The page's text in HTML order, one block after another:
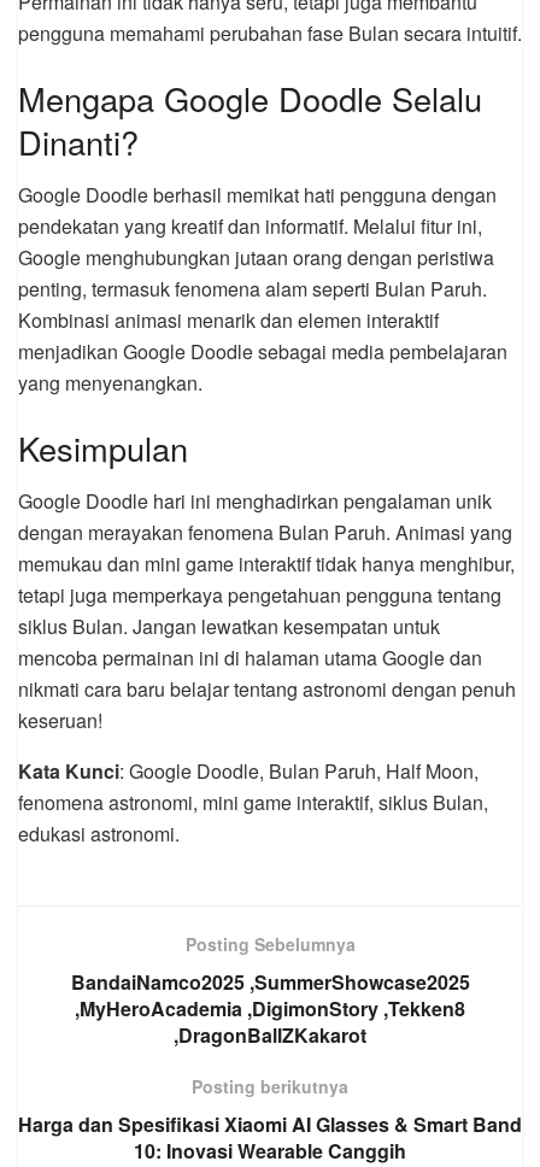
pengguna memahami perubahan fase Bulan secara intuitif.
Mengapa Google Doodle Selalu
Dinanti?
Google Doodle berhasil memikat hati pengguna dengan
pendekatan yang kreatif dan informatif. Melalui fitur ini,
Google menghubungkan jutaan orang dengan peristiwa
penting, termasuk fenomena alam seperti Bulan Paruh.
Kombinasi animasi menarik dan elemen interaktif
menjadikan Google Doodle sebagai media pembelajaran
yang menyenangkan.
Kesimpulan
Google Doodle hari ini menghadirkan pengalaman unik
dengan merayakan fenomena Bulan Paruh. Animasi yang
memukau dan mini game interaktif tidak hanya menghibur,
tetapi juga memperkaya pengetahuan pengguna tentang
siklus Bulan. Jangan lewatkan kesempatan untuk
mencoba permainan ini di halaman utama Google dan
nikmati cara baru belajar tentang astronomi dengan penuh
keseruan!
Kata Kunci: Google Doodle, Bulan Paruh, Half Moon,
fenomena astronomi, mini game interaktif, siklus Bulan,
edukasi astronomi.
Posting Sebelumnya
BandaiNamco2025 ,SummerShowcase2025
,MyHeroAcademia ,DigimonStory ,Tekken8
,DragonBallZKakarot
Posting berikutnya
Harga dan Spesifikasi Xiaomi AI Glasses & Smart Band
10: Inovasi Wearable Canggih